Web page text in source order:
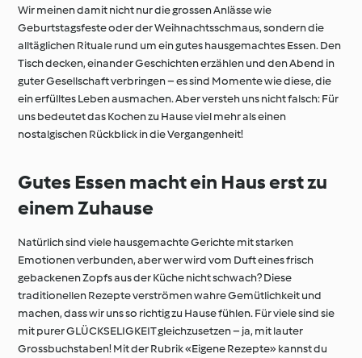
Wir meinen damit nicht nur die grossen Anlässe wie
Geburtstagsfeste oder der Weihnachtsschmaus, sondern die
alltäglichen Rituale rund um ein gutes hausgemachtes Essen. Den
Tisch decken, einander Geschichten erzählen und den Abend in
guter Gesellschaft verbringen – es sind Momente wie diese, die
ein erfülltes Leben ausmachen. Aber versteh uns nicht falsch: Für
uns bedeutet das Kochen zu Hause viel mehr als einen
nostalgischen Rückblick in die Vergangenheit!
Gutes Essen macht ein Haus erst zu
einem Zuhause
Natürlich sind viele hausgemachte Gerichte mit starken
Emotionen verbunden, aber wer wird vom Duft eines frisch
gebackenen Zopfs aus der Küche nicht schwach? Diese
traditionellen Rezepte verströmen wahre Gemütlichkeit und
machen, dass wir uns so richtig zu Hause fühlen. Für viele sind sie
mit purer GLÜCKSELIGKEIT gleichzusetzen – ja, mit lauter
Grossbuchstaben! Mit der Rubrik «Eigene Rezepte» kannst du